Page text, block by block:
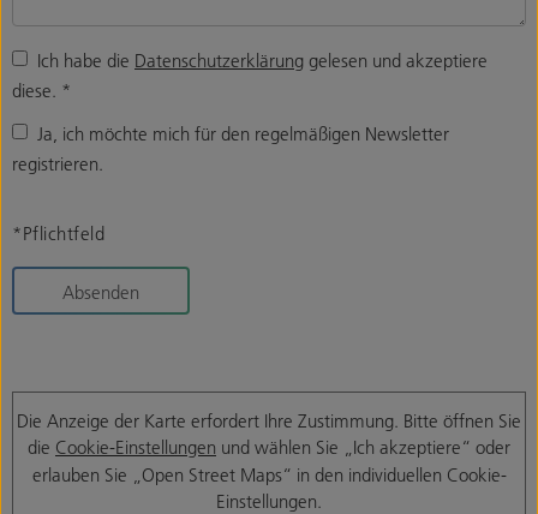
Ich habe die Datenschutzerklärung gelesen und akzeptiere
diese. *
Ja, ich möchte mich für den regelmäßigen Newsletter
registrieren.
*Pflichtfeld
Absenden
Die Anzeige der Karte erfordert Ihre Zustimmung. Bitte öffnen Sie
die Cookie-Einstellungen und wählen Sie „Ich akzeptiere“ oder
erlauben Sie „Open Street Maps“ in den individuellen Cookie-
Einstellungen.